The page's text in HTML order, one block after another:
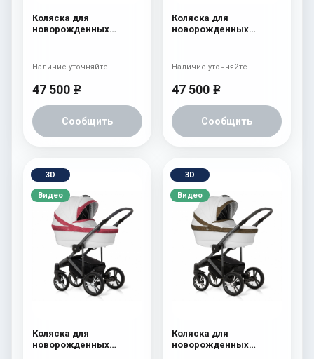
Коляска для
новорожденных
47 500 e
Сообщить
Наличие уточняйте
Коляска для
новорожденных
47 500 e
Сообщить
Наличие уточняйте
3D
Видео
Коляска для
новорожденных
3D
Видео
Коляска для
новорожденных